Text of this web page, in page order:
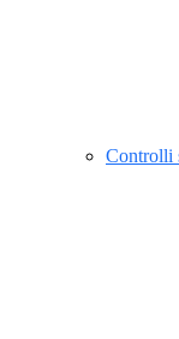
Controlli